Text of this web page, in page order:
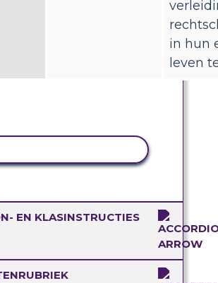
in hun
leven
EN KLASINSTRUCTIES